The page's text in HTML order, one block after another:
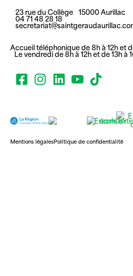
23 rue du Collège 15000 Aurillac
04 71 48 28 18
Accueil téléphonique de 8h à 12h et
Le vendredi de 8h à 12h et de 13h à
Mentions légalesPolitique de confidentialité